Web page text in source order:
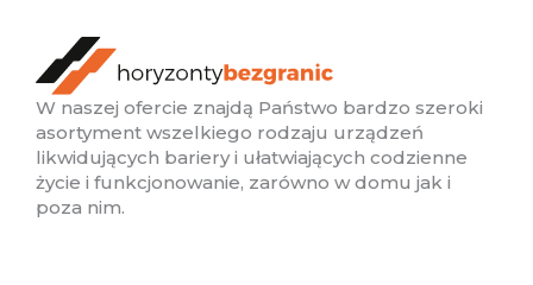
W naszej ofercie znajdą Państwo bardzo szeroki
asortyment wszelkiego rodzaju urządzeń
likwidujących bariery i ułatwiających codzienne
życie i funkcjonowanie, zarówno w domu jak i
poza nim.